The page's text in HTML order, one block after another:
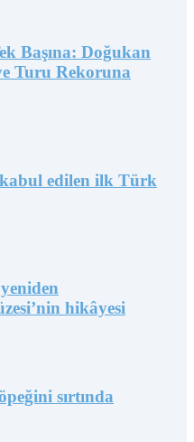
Başına: Doğukan
Turu Rekoruna
edilen ilk Türk
hikâyesi
sırtında